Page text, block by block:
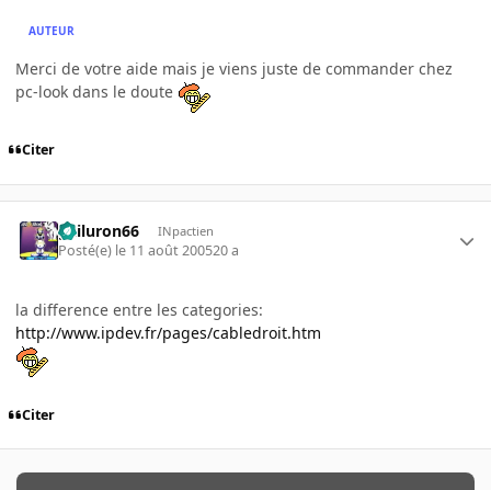
AUTEUR
Merci de votre aide mais je viens juste de commander chez
pc-look dans le doute
Citer
gailuron66 INpactien
Posté(e) le 11 août 200520 a
la difference entre les categories:
http://www.ipdev.fr/pages/cabledroit.htm
Citer